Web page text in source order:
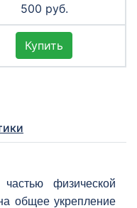
500 руб.
Купить
физической
общее укрепление